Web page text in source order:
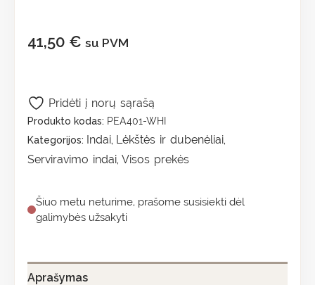
41,50 € su PVM
Produkto kodas: PEA401-WHI
Kategorijos: Indai, Lėkštės ir dubenėliai,
Serviravimo indai, Visos prekės
Šiuo metu neturime, prašome susisiekti dėl
galimybės užsakyti
Pridėti į norų sąrašą
Aprašymas